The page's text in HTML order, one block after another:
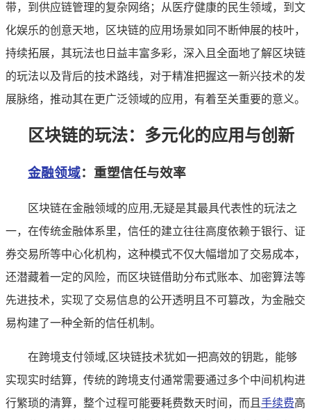
带，到供应链管理的复杂网络；从医疗健康的民生领域，到文
化娱乐的创意天地，区块链的应用场景如同不断伸展的枝叶，
持续拓展，其玩法也日益丰富多彩，深入且全面地了解区块链
的玩法以及背后的技术路线，对于精准把握这一新兴技术的发
展脉络，推动其在更广泛领域的应用，有着至关重要的意义。
区块链的玩法：多元化的应用与创新
金融领域：重塑信任与效率
区块链在金融领域的应用,无疑是其最具代表性的玩法之
一，在传统金融体系里，信任的建立往往高度依赖于银行、证
券交易所等中心化机构，这种模式不仅大幅增加了交易成本，
还潜藏着一定的风险，而区块链借助分布式账本、加密算法等
先进技术，实现了交易信息的公开透明且不可篡改，为金融交
易构建了一种全新的信任机制。
在跨境支付领域,区块链技术犹如一把高效的钥匙，能够
实现实时结算，传统的跨境支付通常需要通过多个中间机构进
行繁琐的清算，整个过程可能要耗费数天时间，而且手续费高